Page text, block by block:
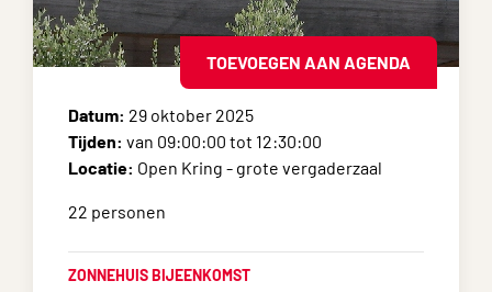
TOEVOEGEN AAN AGENDA
Datum: 29 oktober 2025
Tijden: van 09:00:00 tot 12:30:00
Locatie: Open Kring - grote vergaderzaal
22 personen
ZONNEHUIS BIJEENKOMST